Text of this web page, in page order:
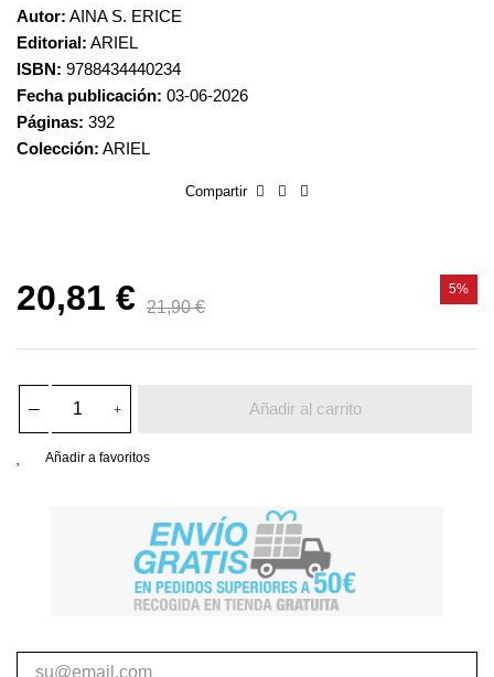
Autor: AINA S. ERICE
Editorial: ARIEL
ISBN: 9788434440234
Fecha publicación: 03-06-2026
Páginas: 392
Colección: ARIEL
Compartir
20,81 € 21,90 €
5%
Añadir al carrito
Añadir a favoritos